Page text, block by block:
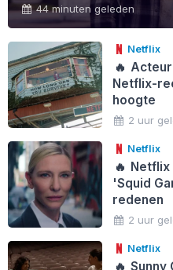
44 minuten geleden
Netflix
🔥
Netflix-
hoogte
2 uur
Netflix
🔥
'Squid
redenen
2 uur
Netflix
🔥 Sunny